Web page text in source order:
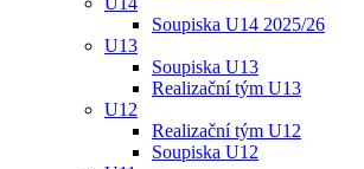
Soupiska U14 2025/26
U13
Soupiska U13
Realizační tým U13
U12
Realizační tým U12
Soupiska U12